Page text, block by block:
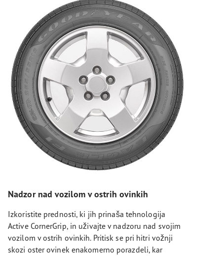
Nadzor nad vozilom v ostrih ovinkih
Izkoristite prednosti, ki jih prinaša tehnologija
Active CornerGrip, in uživajte v nadzoru nad svojim
vozilom v ostrih ovinkih. Pritisk se pri hitri vožnji
skozi oster ovinek enakomerno porazdeli, kar